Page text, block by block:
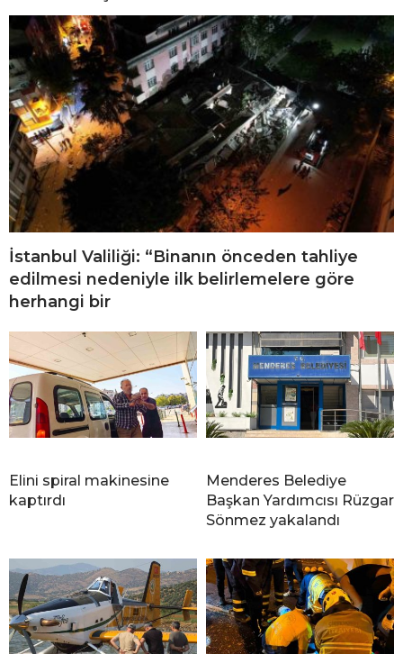
İstanbul Valiliği: “Binanın önceden tahliye
edilmesi nedeniyle ilk belirlemelere göre
herhangi bir
Elini spiral makinesine
kaptırdı
Menderes Belediye
Başkan Yardımcısı Rüzgar
Sönmez yakalandı